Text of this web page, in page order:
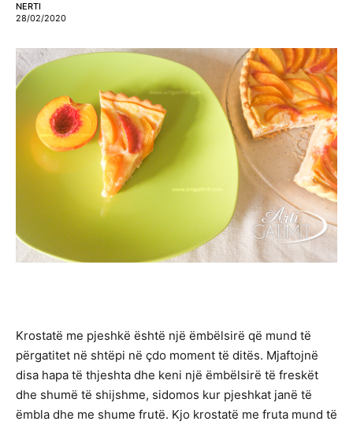
NERTI
28/02/2020
Krostatë me pjeshkë është një ëmbëlsirë që mund të
përgatitet në shtëpi në çdo moment të ditës. Mjaftojnë
disa hapa të thjeshta dhe keni një ëmbëlsirë të freskët
dhe shumë të shijshme, sidomos kur pjeshkat janë të
ëmbla dhe me shume frutë. Kjo krostatë me fruta mund të